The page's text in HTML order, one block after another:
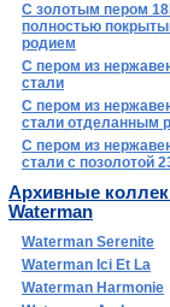
С золотым пером
полностью
родием
С пером из
стали
С пером из
стали отделанным
С пером из
стали с позолотой
Архивные
Waterman
Waterman Serenite
Waterman Ici Et La
Waterman Harmonie